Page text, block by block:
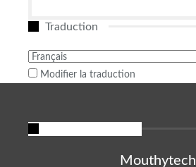
Traduction
Modifier la traduction
Mouthytech